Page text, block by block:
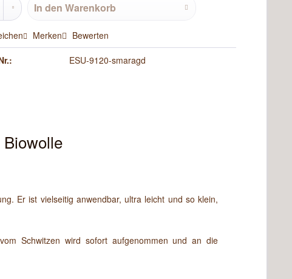
In den Warenkorb
Merken Bewerten
ESU-9120-smaragd
Er ist vielseitig anwendbar, ultra leicht und so klein,
Schwitzen wird sofort aufgenommen und an die